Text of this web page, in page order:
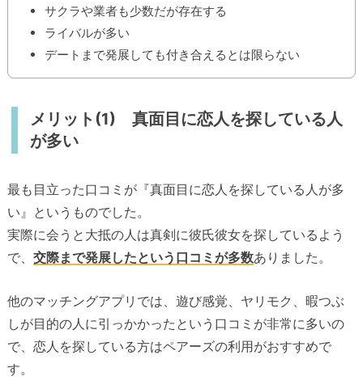
サクラや業者も少数だが存在する
ライバルが多い
デートまで発展しても付き合えるとは限らない
メリット(1) 真面目に恋人を探している人
が多い
最も目立った口コミが『真面目に恋人を探している人が多
い』というものでした。
実際に会うと大抵の人は真剣に彼氏彼女を探しているよう
で、 交際まで発展したという口コミが多数ありました。
他のマッチングアプリでは、遊び感覚、ヤリモク、暇つぶ
しが目的の人に引っかかったという口コミが非常に多いの
で、恋人を探している方はペアーズの利用がおすすめで
す。